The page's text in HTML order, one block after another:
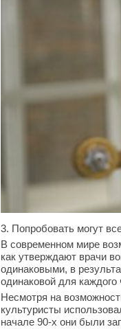
3. Попробовать могут
В современном мире
как утверждают врачи
одинаковыми, в
одинаковой для каждого
Несмотря на
культуристы
начале 90-х они были